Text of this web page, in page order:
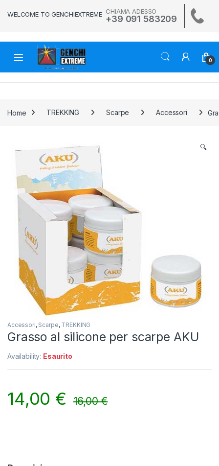
WELCOME TO GENCHIEXTREME CHIAMA ADESSO
+39 091 583209
0
Home TREKKING Scarpe Accessori
🔍
Accessori, Scarpe, TREKKING
Grasso al silicone per scarpe AKU
Availability: Esaurito
14,00 € 16,00€